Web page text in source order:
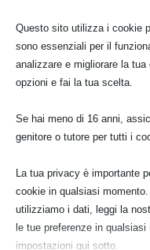
poi è volato via…
Prezzo
Questo sito utilizza i cookie
sono essenziali per il
analizzare e migliorare la
opzioni e fai la tua scelta.
Se hai meno di 16 anni,
genitore o tutore per tutti i
La tua privacy è importante
cookie in qualsiasi
utilizziamo i dati, leggi la
le tue preferenze in
impostazioni qui sotto.